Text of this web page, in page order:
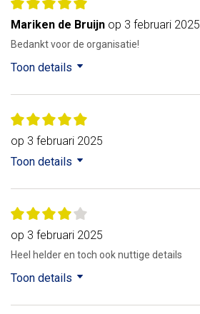
Mariken de Bruijn op 3 februari 2025
Bedankt voor de organisatie!
Toon details
op 3 februari 2025
Toon details
op 3 februari 2025
Heel helder en toch ook nuttige details
Toon details